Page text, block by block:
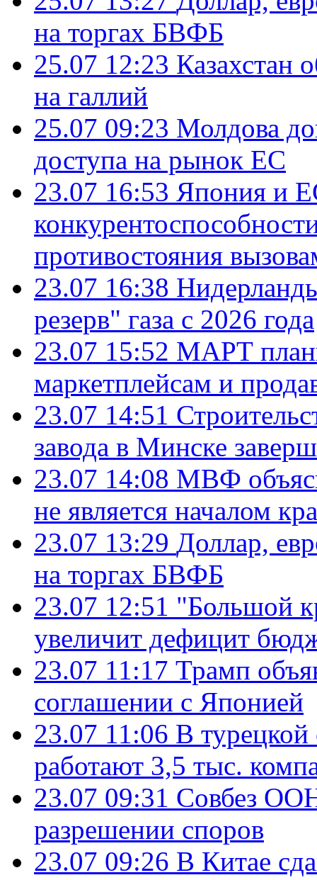
на торгах БВФБ
25.07 12:23 Казахстан
на галлий
25.07 09:23 Молдова
доступа на рынок ЕС
23.07 16:53 Япония и
противостояния
23.07 16:38
резерв" газа с 2026 года
23.07 15:52 МАРТ
маркетплейсам и
23.07 14:51
завода в Минске
23.07 14:08 МВФ
не является началом
23.07 13:29 Доллар,
на торгах БВФБ
23.07 12:51 "Большой
увеличит дефицит
23.07 11:17 Трамп
соглашении с Японией
23.07 11:06 В
работают 3,5 тыс.
23.07 09:31 Совбез
разрешении споров
23.07 09:26 В Китае